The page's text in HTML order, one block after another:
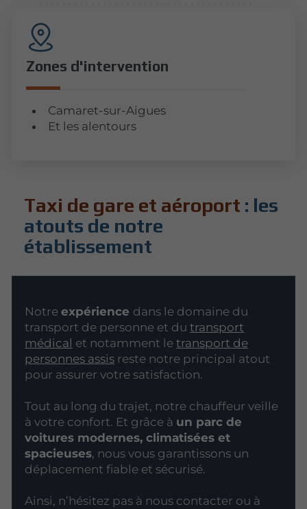
Zones d'intervention
Camaret-sur-Aigues
Et les alentours
Taxi de gare et aéroport : les
atouts de notre
établissement
Notreexpérience dans le domaine du
transport de personne et dutransport
médical et notamment letransport de
personnes assis reste notre principal atout
pour assurer votre satisfaction.
Tout au long du trajet, notre chauffeur veille
à votre confort. Et grâce à un parc de
voitures modernes, climatisées et
spacieuses, nous vous garantissons un
déplacement fiable et sécurisé.
Ainsi, n’hésitez pas à nous contacter ou à